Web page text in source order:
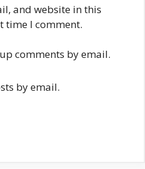
and website in this
time I comment.
comments by email.
by email.